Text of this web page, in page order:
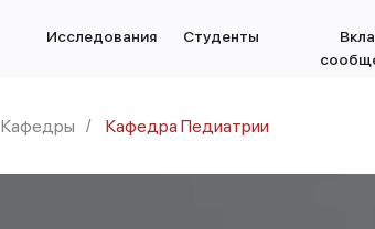
Исследования Студенты
Кафедры / Кафедра Педиатрии